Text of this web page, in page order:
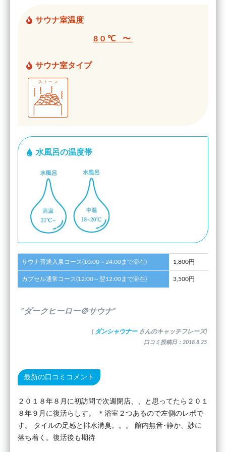
サウナ室温度
80℃ 〜
サウナ室タイプ
水風呂の温度帯
サウナ普通入泉コース(10:00～24:00まで滞在) 1,800円
カプセル通常コース(12:00～翌12:00まで滞在) 3,500円
”ダークヒーロー＠サウナ”
( ダンシャウナー さんのキャッチフレーズ)
口コミ投稿日：2018.8.25
最新の口コミコメント
２０１８年８月に初訪問で次週閉店、、と思ってたら２０１
８年９月に復活らしす。 ＊浴室２つあるので左側のレポで
す。 タイルの足感と排水溝臭。。。 館内無音･静か、妙に
落ち着く。復活後も期待